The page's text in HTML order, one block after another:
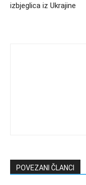
izbjeglica iz Ukrajine
POVEZANI ČLANCI